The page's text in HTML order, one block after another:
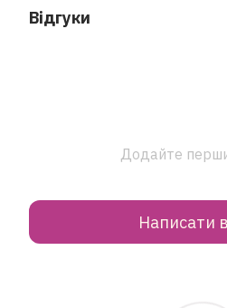
Відгуки
Додайте
Написати